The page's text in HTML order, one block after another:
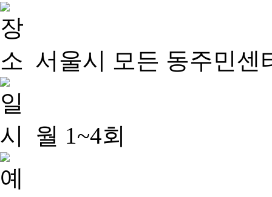
서울시 모든 동주민센
월 1~4회